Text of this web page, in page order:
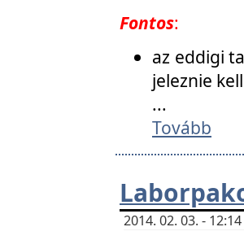
Fontos:
az eddigi
jeleznie
...
Tovább
2014. 02. 03. -